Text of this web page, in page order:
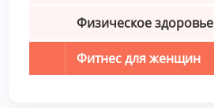
Физическое здоровье
Фитнес для женщин